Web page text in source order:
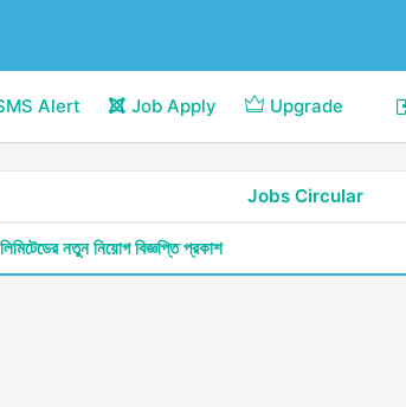
Alert Job Apply Upgrade
Jobs Circular
নতুন নিয়োগ বিজ্ঞপ্তি প্রকাশ